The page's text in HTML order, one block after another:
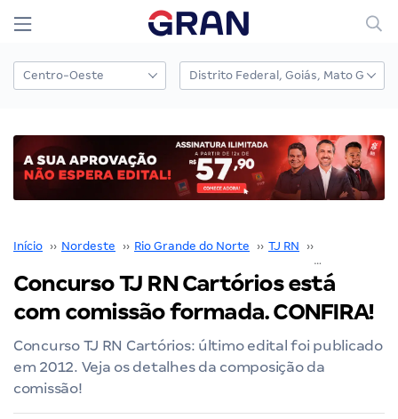
Início ›› Nordeste ›› Rio Grande do Norte ›› TJ RN ››
Concurso TJ RN Cartórios está
com comissão formada. CONFIRA!
Concurso TJ RN Cartórios: último edital foi publicado
em 2012. Veja os detalhes da composição da
comissão!